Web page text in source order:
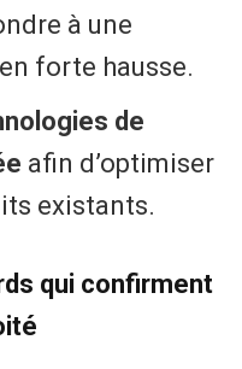
à une
forte hausse.
de
afin d’optimiser
existants.
qui confirment